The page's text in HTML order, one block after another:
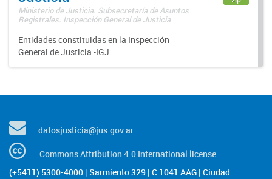
Ministerio de Justicia. Subsecretaría de Asuntos
Registrales. Inspección General de Justicia
Entidades constituidas en la Inspección
General de Justicia -IGJ.
datosjusticia@jus.gov.ar
Commons Attribution 4.0 International license
(+5411) 5300-4000 | Sarmiento 329 | C 1041 AAG | Ciudad